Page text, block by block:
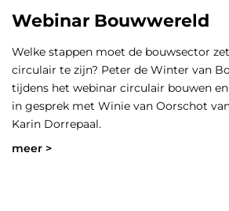
Webinar Bouwwereld
Welke stappen moet de bouwsector
circulair te zijn? Peter de Winter van
tijdens het webinar circulair bouwen
in gesprek met Winie van Oorschot
Karin Dorrepaal.
meer >